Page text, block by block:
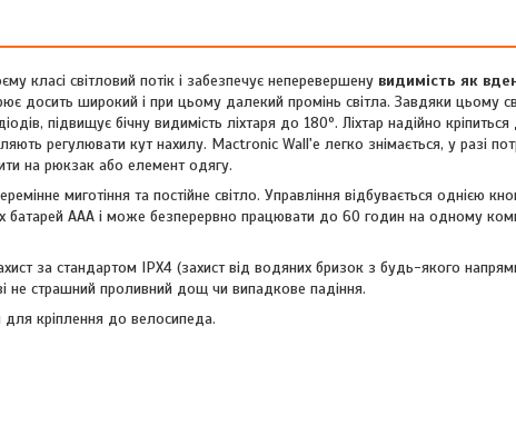
класі світловий потік і забезпечує неперевершену видимість як
досить широкий і при цьому далекий промінь світла. Завдяки цьому
підвищує бічну видимість ліхтаря до 180º. Ліхтар надійно
регулювати кут нахилу. Mactronic Wall'e легко знімається, у разі
на рюкзак або елемент одягу.
миготіння та постійне світло. Управління відбувається однією
батарей ААА і може безперервно працювати до 60 годин на одному
за стандартом IPХ4 (захист від водяних бризок з будь-якого
не страшний проливний дощ чи випадкове падіння.
кріплення до велосипеда.